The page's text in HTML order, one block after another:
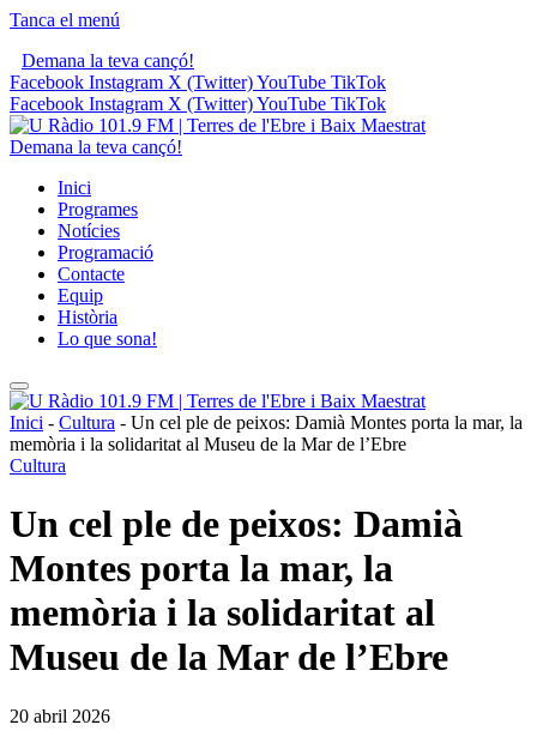
Tanca el menú
Demana la teva cançó!
Facebook Instagram X (Twitter)YouTube TikTok
Facebook Instagram X (Twitter)YouTube TikTok
Demana la teva cançó!
Inici
Programes
Notícies
Programació
Contacte
Equip
Història
Lo que sona!
Inici - Cultura - Un cel ple de peixos: Damià Montes porta la mar, la
memòria i la solidaritat al Museu de la Mar de l’Ebre
Cultura
Un cel ple de peixos: Damià
Montes porta la mar, la
memòria i la solidaritat al
Museu de la Mar de l’Ebre
20 abril 2026